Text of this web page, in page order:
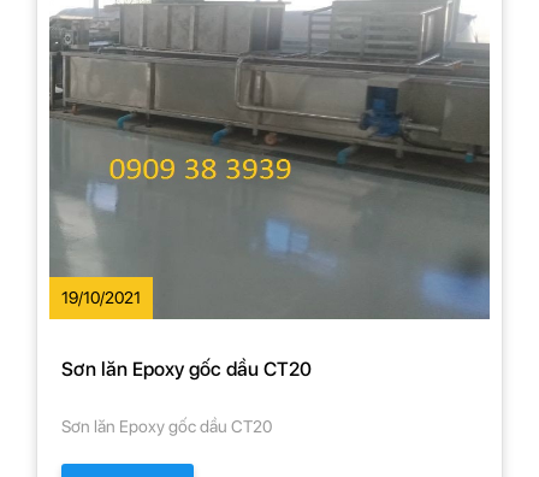
19/10/2021
Sơn lăn Epoxy gốc dầu CT20
Sơn lăn Epoxy gốc dầu CT20